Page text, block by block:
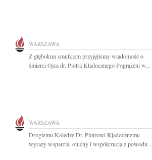
WARSZAWA
Z głębokim smutkiem przyjęliśmy wiadomość o
śmierci Ojca dr. Piotra Kładocznego Pogrążeni w...
WARSZAWA
Drogiemu Koledze Dr. Piotrowi Kładocznemu
wyrazy wsparcia, otuchy i współczucia z powodu...